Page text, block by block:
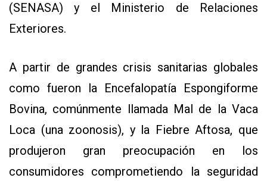
(SENASA) y el Ministerio de Relaciones
Exteriores.
A partir de grandes crisis sanitarias globales
como fueron la Encefalopatía Espongiforme
Bovina, comúnmente llamada Mal de la Vaca
Loca (una zoonosis), y la Fiebre Aftosa, que
produjeron gran preocupación en los
consumidores comprometiendo la seguridad